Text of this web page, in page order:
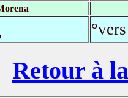
Retour à